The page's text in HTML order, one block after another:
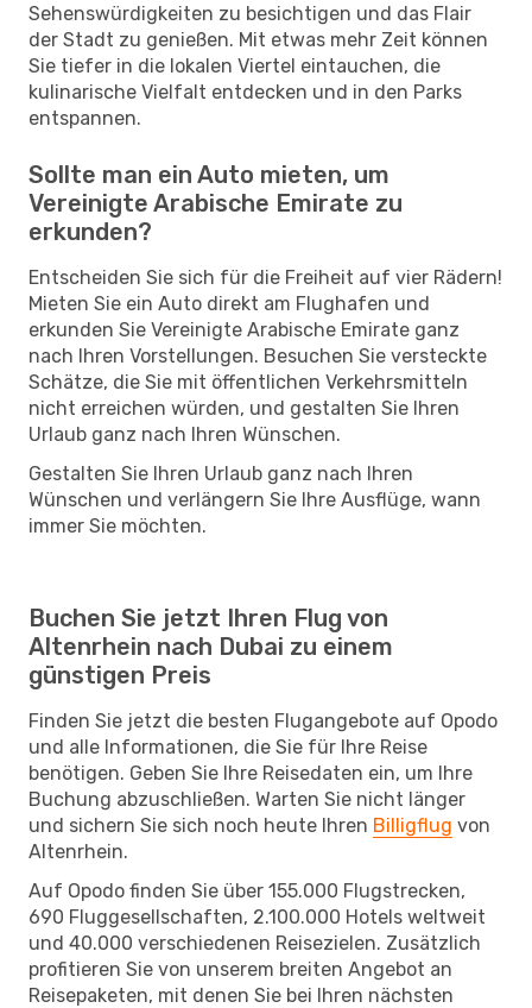
Sehenswürdigkeiten zu besichtigen und das Flair
der Stadt zu genießen. Mit etwas mehr Zeit können
Sie tiefer in die lokalen Viertel eintauchen, die
kulinarische Vielfalt entdecken und in den Parks
entspannen.
Sollte man ein Auto mieten, um
Vereinigte Arabische Emirate zu
erkunden?
Entscheiden Sie sich für die Freiheit auf vier Rädern!
Mieten Sie ein Auto direkt am Flughafen und
erkunden Sie Vereinigte Arabische Emirate ganz
nach Ihren Vorstellungen. Besuchen Sie versteckte
Schätze, die Sie mit öffentlichen Verkehrsmitteln
nicht erreichen würden, und gestalten Sie Ihren
Urlaub ganz nach Ihren Wünschen.
Gestalten Sie Ihren Urlaub ganz nach Ihren
Wünschen und verlängern Sie Ihre Ausflüge, wann
immer Sie möchten.
Buchen Sie jetzt Ihren Flug von
Altenrhein nach Dubai zu einem
günstigen Preis
Finden Sie jetzt die besten Flugangebote auf Opodo
und alle Informationen, die Sie für Ihre Reise
benötigen. Geben Sie Ihre Reisedaten ein, um Ihre
Buchung abzuschließen. Warten Sie nicht länger
und sichern Sie sich noch heute Ihren Billigflug von
Altenrhein.
Auf Opodo finden Sie über 155.000 Flugstrecken,
690 Fluggesellschaften, 2.100.000 Hotels weltweit
und 40.000 verschiedenen Reisezielen. Zusätzlich
profitieren Sie von unserem breiten Angebot an
Reisepaketen, mit denen Sie bei Ihren nächsten